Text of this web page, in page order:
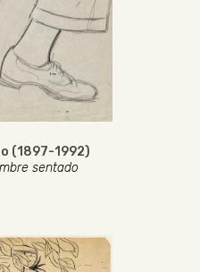
(1897-1992)
sentado